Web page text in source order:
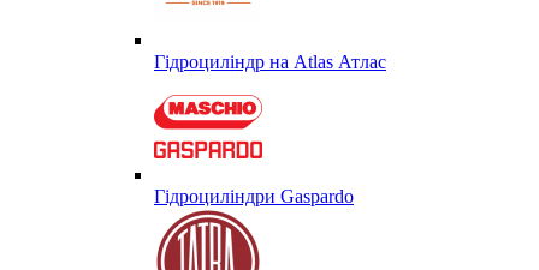
Гідроциліндр на Atlas Атлас
Гідроциліндри Gaspardo